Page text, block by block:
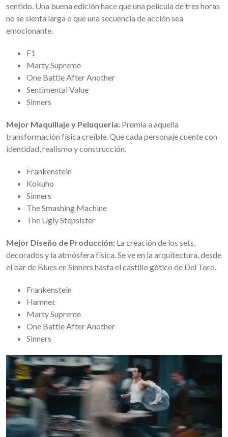
sentido. Una buena edición hace que una película de tres horas
no se sienta larga o que una secuencia de acción sea
emocionante.
F1
Marty Supreme
One Battle After Another
Sentimental Value
Sinners
Mejor Maquillaje y Peluquería: Premia a aquella
transformación física creíble. Que cada personaje cuente con
identidad, realismo y construcción.
Frankenstein
Kokuho
Sinners
The Smashing Machine
The Ugly Stepsister
Mejor Diseño de Producción: La creación de los sets,
decorados y la atmósfera física. Se ve en la arquitectura, desde
el bar de Blues en Sinners hasta el castillo gótico de Del Toro.
Frankenstein
Hamnet
Marty Supreme
One Battle After Another
Sinners